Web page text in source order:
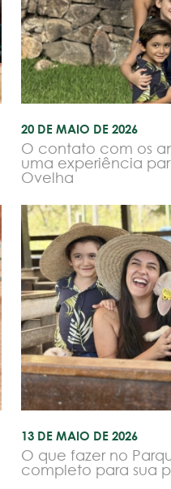
20 DE MAIO DE 2026
O contato com os
uma experiência
Ovelha
13 DE MAIO DE 2026
O que fazer no
completo para sua